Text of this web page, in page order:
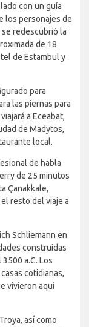
con un guía
los personajes de
redescubrió la
de 18
de Estambul y
para
las piernas para
a Eceabat,
de Madytos,
local.
de habla
de 25 minutos
Çanakkale,
resto del viaje a
Schliemann en
construidas
a.C. Los
cotidianas,
vivieron aquí
así como